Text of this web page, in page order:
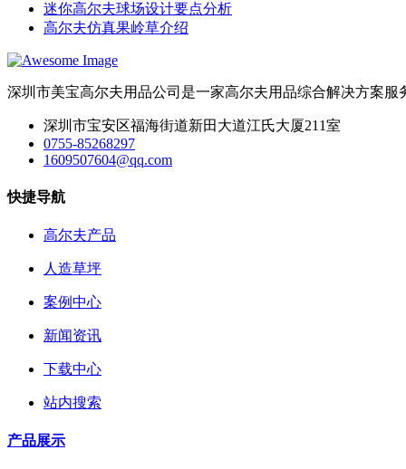
迷你高尔夫球场设计要点分析
高尔夫仿真果岭草介绍
深圳市美宝高尔夫用品公司是一家高尔夫用品综合解决方案服
深圳市宝安区福海街道新田大道江氏大厦211室
0755-85268297
1609507604@qq.com
快捷导航
高尔夫产品
人造草坪
案例中心
新闻资讯
下载中心
站内搜索
产品展示